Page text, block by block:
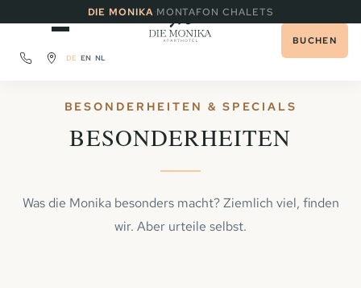
DIE MONIKA·MONTAFON CHALETS
DE EN NL
BUCHEN
BESONDERHEITEN & SPECIALS
BESONDERHEITEN
Was die Monika besonders macht? Ziemlich viel, finden
wir. Aber urteile selbst.